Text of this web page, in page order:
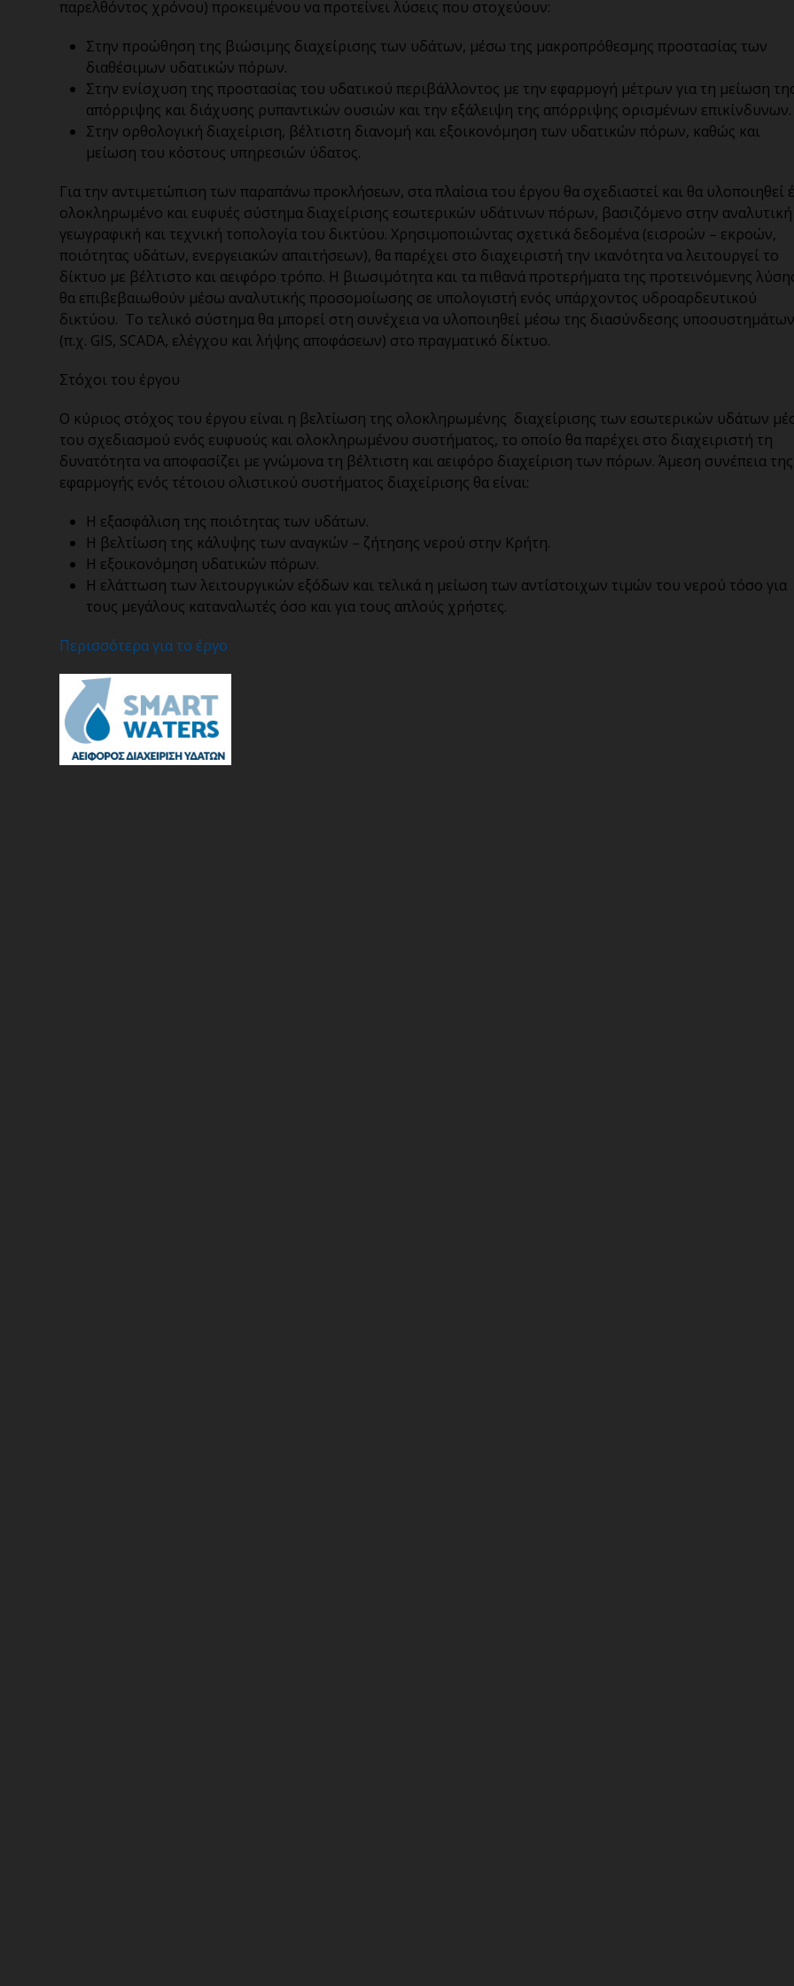
παρελθόντος χρόνου) προκειμένου να προτείνει λύσεις που στοχεύουν:
Στην προώθηση της βιώσιμης διαχείρισης των υδάτων, μέσω της μακροπρόθεσμης προστασίας των
διαθέσιμων υδατικών πόρων.
Στην ενίσχυση της προστασίας του υδατικού περιβάλλοντος με την εφαρμογή μέτρων για τη μείωση
απόρριψης και διάχυσης ρυπαντικών ουσιών και την εξάλειψη της απόρριψης ορισμένων επικίνδυνων.
Στην ορθολογική διαχείριση, βέλτιστη διανομή και εξοικονόμηση των υδατικών πόρων, καθώς και
μείωση του κόστους υπηρεσιών ύδατος.
Για την αντιμετώπιση των παραπάνω προκλήσεων, στα πλαίσια του έργου θα σχεδιαστεί και θα υλοποιηθεί
ολοκληρωμένο και ευφυές σύστημα διαχείρισης εσωτερικών υδάτινων πόρων, βασιζόμενο στην αναλυτική
γεωγραφική και τεχνική τοπολογία του δικτύου. Χρησιμοποιώντας σχετικά δεδομένα (εισροών – εκροών,
ποιότητας υδάτων, ενεργειακών απαιτήσεων), θα παρέχει στο διαχειριστή την ικανότητα να λειτουργεί το
δίκτυο με βέλτιστο και αειφόρο τρόπο. Η βιωσιμότητα και τα πιθανά προτερήματα της προτεινόμενης
θα επιβεβαιωθούν μέσω αναλυτικής προσομοίωσης σε υπολογιστή ενός υπάρχοντος υδροαρδευτικού
δικτύου. Το τελικό σύστημα θα μπορεί στη συνέχεια να υλοποιηθεί μέσω της διασύνδεσης υποσυστημάτων
(π.χ. GIS, SCADA, ελέγχου και λήψης αποφάσεων) στο πραγματικό δίκτυο.
Στόχοι του έργου
Ο κύριος στόχος του έργου είναι η βελτίωση της ολοκληρωμένης διαχείρισης των εσωτερικών υδάτων
του σχεδιασμού ενός ευφυούς και ολοκληρωμένου συστήματος, το οποίο θα παρέχει στο διαχειριστή τη
δυνατότητα να αποφασίζει με γνώμονα τη βέλτιστη και αειφόρο διαχείριση των πόρων. Άμεση συνέπεια της
εφαρμογής ενός τέτοιου ολιστικού συστήματος διαχείρισης θα είναι:
Η εξασφάλιση της ποιότητας των υδάτων.
Η βελτίωση της κάλυψης των αναγκών – ζήτησης νερού στην Κρήτη.
Η εξοικονόμηση υδατικών πόρων.
Η ελάττωση των λειτουργικών εξόδων και τελικά η μείωση των αντίστοιχων τιμών του νερού τόσο για
τους μεγάλους καταναλωτές όσο και για τους απλούς χρήστες.
Περισσότερα για το έργο